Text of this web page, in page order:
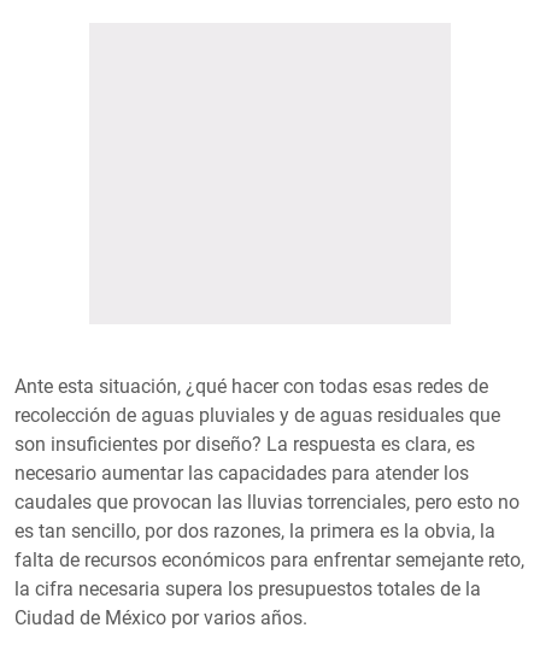
Ante esta situación, ¿qué hacer con todas esas redes de
recolección de aguas pluviales y de aguas residuales que
son insuficientes por diseño? La respuesta es clara, es
necesario aumentar las capacidades para atender los
caudales que provocan las lluvias torrenciales, pero esto no
es tan sencillo, por dos razones, la primera es la obvia, la
falta de recursos económicos para enfrentar semejante reto,
la cifra necesaria supera los presupuestos totales de la
Ciudad de México por varios años.